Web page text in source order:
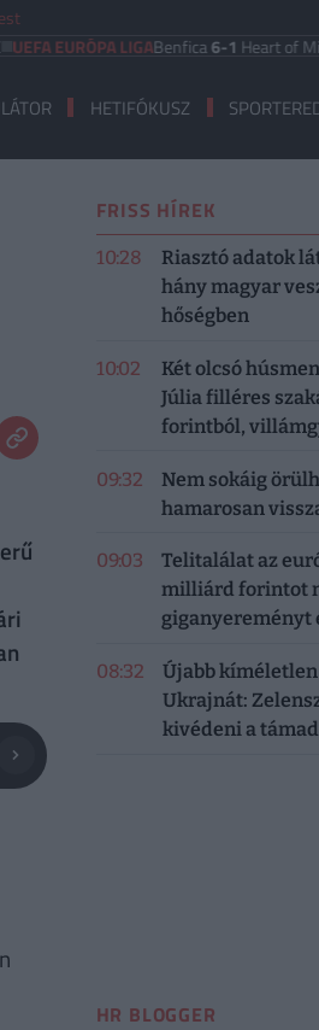
LIGABenfica6-1Heart of
HETIFÓKUSZ
FRISS HÍREK
10:28
Riasztó adatok
hány magyar
hőségben
10:02
Két olcsó
Júlia filléres
forintból,
09:32
Nem sokáig
hamarosan
09:03
Telitalálat az
milliárd forintot
giganyereményt
08:32
Újabb kíméletlen
Ukrajnát:
kivédeni a
HR BLOGGER